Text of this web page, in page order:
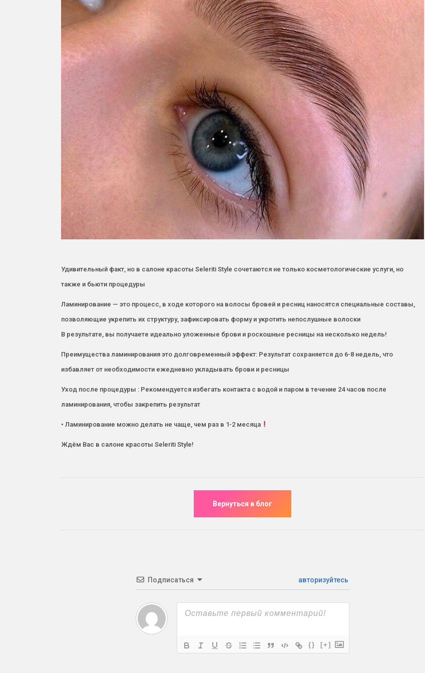
Удивительный факт, но в салоне красоты Seleriti Style сочетаются не только косметологические услуги, но
также и бьюти процедуры
Ламинирование — это процесс, в ходе которого на волосы бровей и ресниц наносятся специальные составы,
позволяющие укрепить их структуру, зафиксировать форму и укротить непослушные волоски
В результате, вы получаете идеально уложенные брови и роскошные ресницы на несколько недель!
Преимущества ламинирования это долговременный эффект: Результат сохраняется до 6-8 недель, что
избавляет от необходимости ежедневно укладывать брови и ресницы
Уход после процедуры : Рекомендуется избегать контакта с водой и паром в течение 24 часов после
ламинирования, чтобы закрепить результат
• Ламинирование можно делать не чаще, чем раз в 1-2 месяца
Ждём Вас в салоне красоты Seleriti Style!
Подписаться авторизуйтесь
{} [+]